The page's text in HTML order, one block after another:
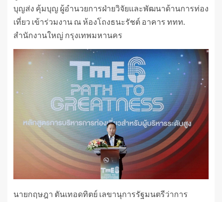
บุญส่ง คุ้มบุญ ผู้อำนวยการฝ่ายวิจัยและพัฒนาด้านการท่อง
เที่ยว เข้าร่วมงาน ณ ห้องโถงธนะรัชต์ อาคาร ททท.
สำนักงานใหญ่ กรุงเทพมหานคร
นายกฤษฎา ตันเทอดทิตย์ เลขานุการรัฐมนตรีว่าการ